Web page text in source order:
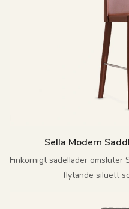
Sella Modern
Finkornigt sadelläder omsluter
flytande siluett